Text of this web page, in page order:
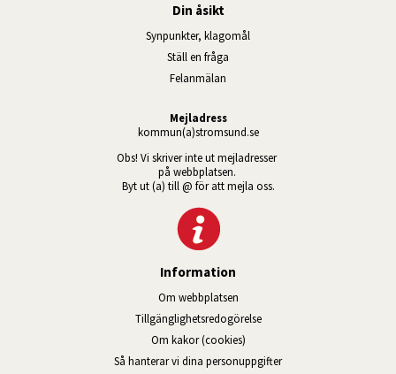
Din åsikt
Synpunkter, klagomål
Ställ en fråga
Felanmälan
Mejladress
kommun(a)stromsund.se
Obs! Vi skriver inte ut mejladresser
på webbplatsen.
Byt ut (a) till @ för att mejla oss.
Information
Om webbplatsen
Tillgänglig­hets­redo­görelse
Om kakor (cookies)
Så hanterar vi dina personuppgifter